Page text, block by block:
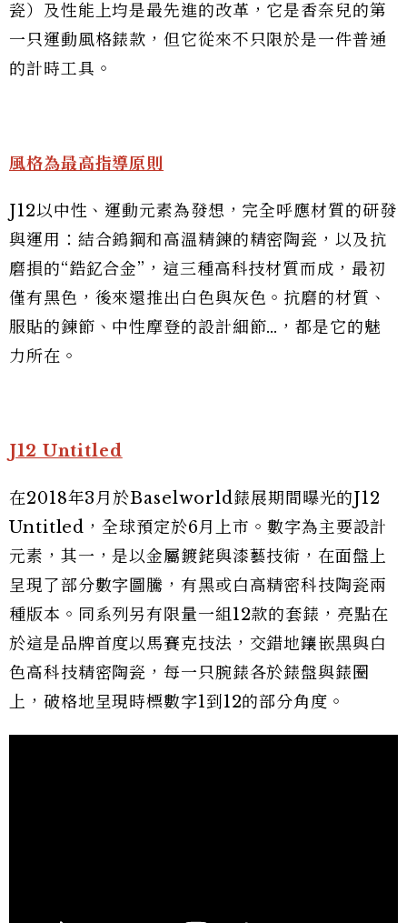
瓷）及性能上均是最先進的改革，它是香奈兒的第
一只運動風格錶款，但它從來不只限於是一件普通
的計時工具。
風格為最高指導原則
J12以中性、運動元素為發想，完全呼應材質的研發
與運用：結合鎢鋼和高溫精鍊的精密陶瓷，以及抗
磨損的“鋯釔合金”，這三種高科技材質而成，最初
僅有黑色，後來還推出白色與灰色。抗磨的材質、
服貼的鍊節、中性摩登的設計細節…，都是它的魅
力所在。
J12 Untitled
在2018年3月於Baselworld錶展期間曝光的J12
Untitled，全球預定於6月上市。數字為主要設計
元素，其一，是以金屬鍍銠與漆藝技術，在面盤上
呈現了部分數字圖騰，有黑或白高精密科技陶瓷兩
種版本。同系列另有限量一組12款的套錶，亮點在
於這是品牌首度以馬賽克技法，交錯地鑲嵌黑與白
色高科技精密陶瓷，每一只腕錶各於錶盤與錶圈
上，破格地呈現時標數字1到12的部分角度。